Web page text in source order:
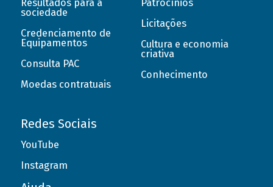
Resultados para a
sociedade
Credenciamento de
Equipamentos
Consulta PAC
Moedas contratuais
Patrocínios
Licitações
Cultura e economia
criativa
Conhecimento
Redes Sociais
YouTube
Instagram